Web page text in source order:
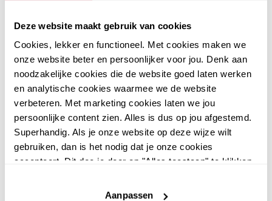
Deze website maakt gebruik van cookies
Cookies, lekker en functioneel. Met cookies maken we
onze website beter en persoonlijker voor jou. Denk aan
noodzakelijke cookies die de website goed laten werken
en analytische cookies waarmee we de website
verbeteren. Met marketing cookies laten we jou
persoonlijke content zien. Alles is dus op jou afgestemd.
Superhandig. Als je onze website op deze wijze wilt
gebruiken, dan is het nodig dat je onze cookies
accepteert. Dit doe je door op "Alles toestaan" te klikken.
website niet optimaal functioneert.
Aanpassen